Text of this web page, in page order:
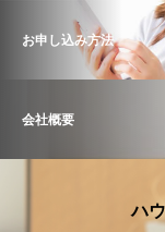
お申し込み方法
会社概要
ハ